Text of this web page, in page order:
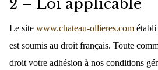
2 – Loi applicable
Le site www.chateau-ollieres.com
est soumis au droit français. Toute
droit votre adhésion à nos conditions